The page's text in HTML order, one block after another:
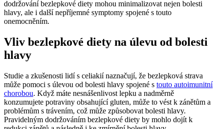
dodržování bezlepkové diety mohou‍ minimalizovat⁤ nejen bolesti
‌hlavy, ale i další nepříjemné‌ symptomy spojené s touto
onemocněním.
Vliv bezlepkové diety na úlevu od bolesti
hlavy
Studie a ​zkušenosti lidí s celiakií naznačují, že‍ bezlepková strava
může⁤ pomoci s úlevou od ​bolesti hlavy spojené s‍ touto autoimunitní
chorobou. Když máte nesnášenlivost lepku a nadměrně
konzumujete⁣ potraviny obsahující gluten,⁢ může to vést k zánětům a
‍problémům s ⁣trávením, což může‍ způsobovat bolesti hlavy.
Pravidelným dodržováním ‌bezlepkové ⁤diety‌ by mohlo dojít k